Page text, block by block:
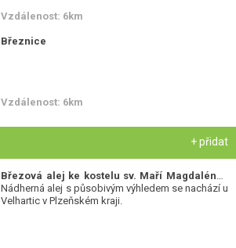
Vzdálenost: 6km
Březnice
Vzdálenost: 6km
+ přidat
Nádherná alej s působivým výhledem se nachází u
Velhartic v Plzeňském kraji.